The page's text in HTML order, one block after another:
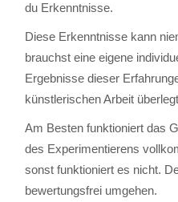
du Erkenntnisse.
Diese Erkenntnisse kann
brauchst eine eigene
Ergebnisse dieser
künstlerischen Arbeit
Am Besten funktioniert das
des Experimentierens
sonst funktioniert es nicht.
bewertungsfrei umgehen.